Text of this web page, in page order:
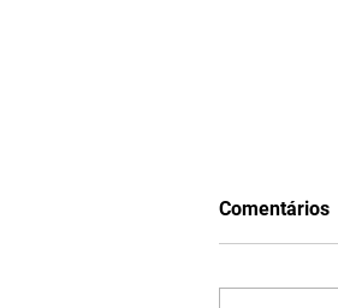
Comentários